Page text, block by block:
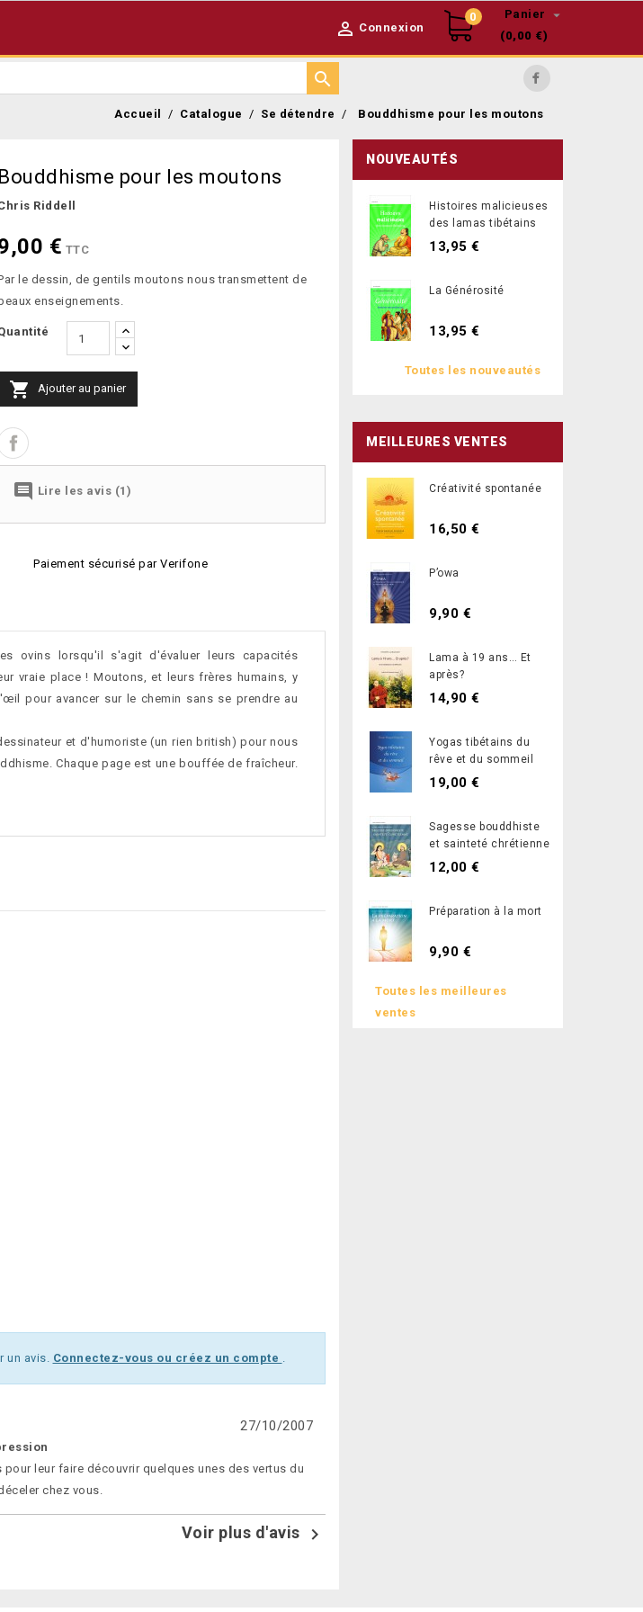
 Connexion
0 Panier 
(0,00 €)

Accueil Catalogue Se détendre Bouddhisme pour les moutons
Bouddhisme pour les moutons
Riddell
€ TTC
le dessin, de gentils moutons nous transmettent de
beaux enseignements.
 Ajouter au panier
 Lire les avis (1)
Paiement sécurisé par Verifone
ovins lorsqu'il s'agit d'évaluer leurs capacités
vraie place ! Moutons, et leurs frères humains, y
pour avancer sur le chemin sans se prendre au
et d'humoriste (un rien british) pour nous
Chaque page est une bouffée de fraîcheur.
un avis. Connectez-vous ou créez un compte
27/10/2007
leur faire découvrir quelques unes des vertus du
chez vous.
Voir plus d'avis 
NOUVEAUTÉS
Histoires malicieuses
des lamas tibétains
13,95 €
La Générosité
13,95 €
Toutes les nouveautés
MEILLEURES VENTES
Créativité spontanée
16,50 €
P’owa
9,90 €
Lama à 19 ans… Et
après?
14,90 €
Yogas tibétains du
rêve et du sommeil
19,00 €
Sagesse bouddhiste
et sainteté chrétienne
12,00 €
Préparation à la mort
9,90 €
Toutes les meilleures
ventes